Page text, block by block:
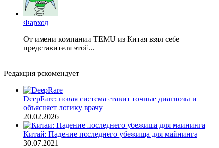
Фарход
От имени компании TEMU из Китая взял себе
представителя этой...
Редакция рекомендует
DeepRare: новая система ставит точные диагнозы и
объясняет логику врачу
20.02.2026
Китай: Падение последнего убежища для майнинга
30.07.2021